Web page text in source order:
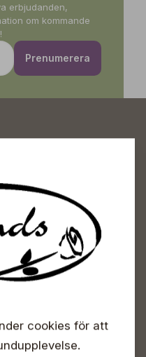
erbjudanden,
om kommande
Prenumerera
cookies för att